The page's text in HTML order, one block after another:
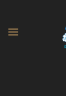
contenu